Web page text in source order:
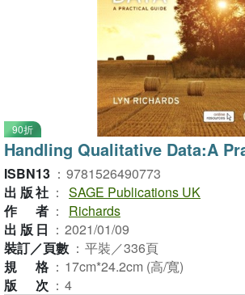
90折
Handling Qualitative Data:A
ISBN13 ： 9781526490773
出版社 ： SAGE Publications UK
作者 ：
Richards
出版日 ： 2021/01/09
裝訂／頁數 ： 平裝／336頁
規格 ： 17cm*24.2cm (高/寬)
版次 ： 4